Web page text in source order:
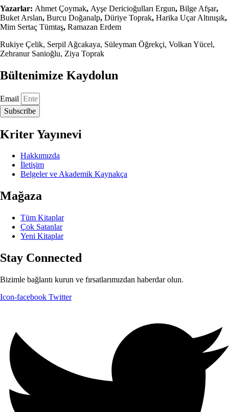
Yazarlar: Ahmet Çoymak, Ayşe Dericioğulları Ergun, Bilge Afşar,
Buket Arslan, Burcu Doğanalp, Düriye Toprak, Harika Uçar Altınışık,
Mim Sertaç Tümtaş, Ramazan Erdem
Rukiye Çelik, Serpil Ağcakaya, Süleyman Öğrekçi, Volkan Yücel,
Zehranur Sanioğlu, Ziya Toprak
Bültenimize Kaydolun
Email
Subscribe
Kriter Yayınevi
Hakkımızda
İletişim
Belgeler ve Akademik Kaynakça
Mağaza
Tüm Kitaplar
Çok Satanlar
Yeni Kitaplar
Stay Connected
Bizimle bağlantı kurun ve fırsatlarımızdan haberdar olun.
Icon-facebook Twitter